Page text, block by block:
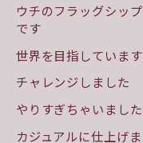
ウチのフラッグシップ
です
世界を目指しています
チャレンジしました
やりすぎちゃいました
カジュアルに仕上げま